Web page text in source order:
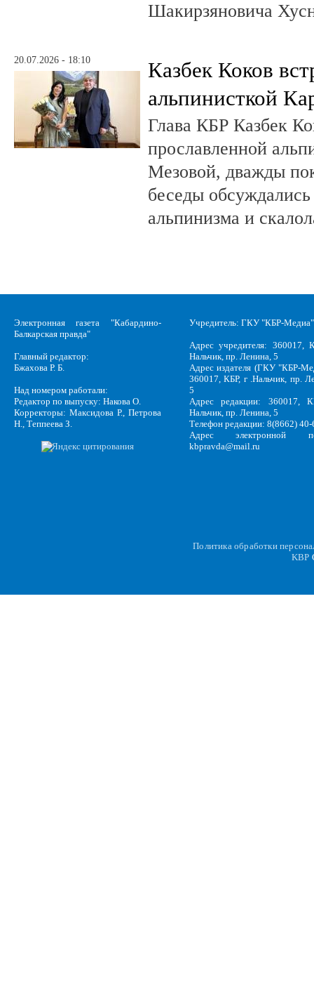
Шакирзяновича
20.07.2026 - 18:10
Казбек Коков
альпинисткой
Глава КБР Казбек
прославленной
Мезовой, дважды
беседы
альпинизма и
Электронная газета "Кабардино-
Балкарская правда"
Главный редактор:
Бжахова Р. Б.
Над номером работали:
Редактор по выпуску: Накова О.
Корректоры: Максидова Р., Петрова
Н., Теппеева З.
Учредитель: ГКУ "КБР-Медиа"
Адрес учредителя: 360017,
Нальчик, пр. Ленина, 5
Адрес издателя (ГКУ "КБР-
360017, КБР, г .Нальчик, пр.
5
Адрес редакции: 360017,
Нальчик, пр. Ленина, 5
Телефон редакции: 8(8662)
Адрес электронной
kbpravda@mail.ru
Политика обработки
KBP